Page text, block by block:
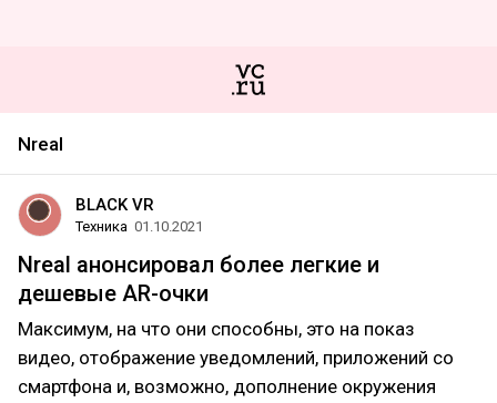
Nreal
BLACK VR
Техника 01.10.2021
Nreal анонсировал более легкие и
дешевые AR-очки
Максимум, на что они способны, это на показ
видео, отображение уведомлений, приложений со
смартфона и, возможно, дополнение окружения